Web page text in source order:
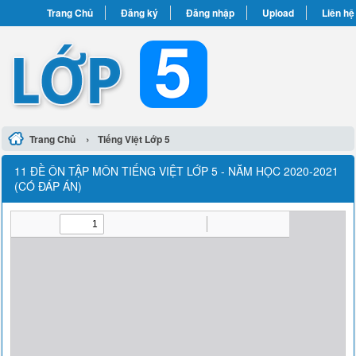
Trang Chủ Đăng ký Đăng nhập Upload Liên hệ
Trang Chủ › Tiếng Việt Lớp 5
11 ĐỀ ÔN TẬP MÔN TIẾNG VIỆT LỚP 5 - NĂM HỌC 2020-2021
(CÓ ĐÁP ÁN)